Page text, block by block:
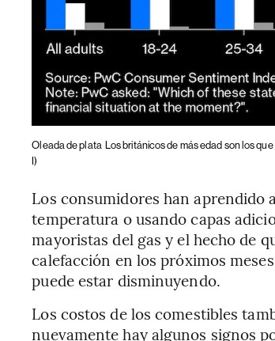
Oleada de plata Los británicos de más edad son los
I)
Los consumidores han aprendido
temperatura o usando capas
mayoristas del gas y el hecho de
calefacción en los próximos
puede estar disminuyendo.
Los costos de los comestibles
nuevamente hay algunos signos